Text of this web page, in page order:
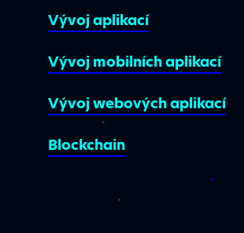
Vývoj aplikací
Vývoj mobilních aplikací
Vývoj webových aplikací
Blockchain